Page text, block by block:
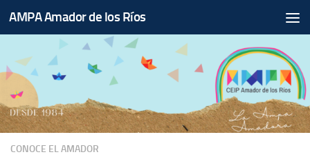
Saltar al contenido
AMPA Amador de los Ríos
CONOCE EL AMADOR